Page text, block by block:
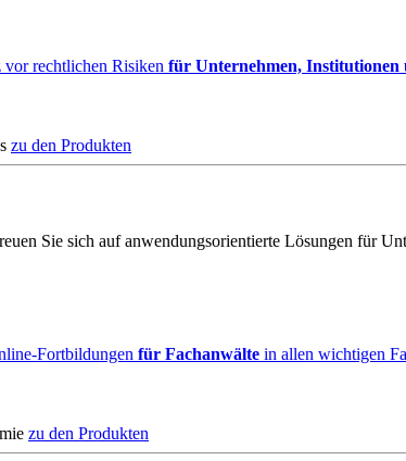
rechtlichen Risiken für Unternehmen, Institutionen
zu den Produkten
Sie sich auf anwendungsorientierte Lösungen für
Fortbildungen für Fachanwälte in allen wichtigen
zu den Produkten